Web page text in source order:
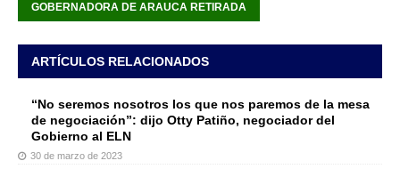
GOBERNADORA DE ARAUCA RETIRADA
ARTÍCULOS RELACIONADOS
“No seremos nosotros los que nos paremos de la mesa
de negociación”: dijo Otty Patiño, negociador del
Gobierno al ELN
30 de marzo de 2023